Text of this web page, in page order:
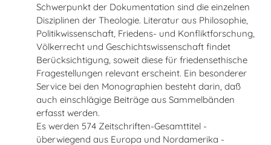
Schwerpunkt der Dokumentation sind die einzelnen
Disziplinen der Theologie. Literatur aus Philosophie,
Politikwissenschaft, Friedens- und Konfliktforschung,
Völkerrecht und Geschichtswissenschaft findet
Berücksichtigung, soweit diese für friedensethische
Fragestellungen relevant erscheint. Ein besonderer
Service bei den Monographien besteht darin, daß
auch einschlägige Beiträge aus Sammelbänden
erfasst werden.
Es werden 574 Zeitschriften-Gesamttitel -
überwiegend aus Europa und Nordamerika -